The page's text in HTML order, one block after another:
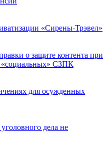
«Сирены-Трэвел»
о защите контента при
«социальных» СЗПК
для осужденных
дела не